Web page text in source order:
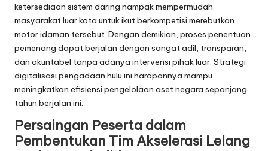
ketersediaan sistem daring nampak mempermudah
masyarakat luar kota untuk ikut berkompetisi merebutkan
motor idaman tersebut. Dengan demikian, proses penentuan
pemenang dapat berjalan dengan sangat adil, transparan,
dan akuntabel tanpa adanya intervensi pihak luar. Strategi
digitalisasi pengadaan hulu ini harapannya mampu
meningkatkan efisiensi pengelolaan aset negara sepanjang
tahun berjalan ini.
Persaingan Peserta dalam
Pembentukan Tim Akselerasi Lelang